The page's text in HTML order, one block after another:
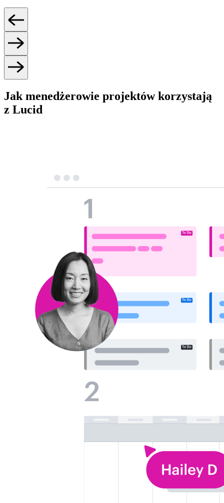
Jak menedżerowie projektów korzystają
z Lucid